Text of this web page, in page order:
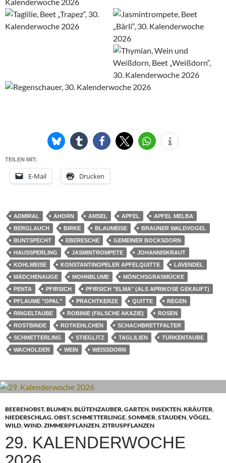
TEILEN MIT:
E-Mail Drucken
ADMIRAL AHORN AMSEL APFEL
APFEL MELBA
BERGLAUCH
BIRKE BLAUMEISE
BRAUNER WALDVOGEL
BUNTSPECHT
EBERESCHE
GEMEINER BOCKSDORN
HAUSSPERLING
JASMINTROMPETE
JOHANNISKRAUT
KOHLMEISE
KONSTANTINOPELER APFELQUITTE
LAVENDEL
MÄDCHENAUGE
MOHNBLUME
MÖNCHSGRASMÜCKE
PENTA
PFIRSICH
PFIRSICH "ELMA" (ALS APRIKOSE GEKAUFT)
PFLAUME "OPAL"
PRACHTKERZE QUITTE
REGEN
RINGELTAUBE
ROBINIE (FALSCHE AKAZIE)
ROSEN
ROSTBINDE
ROTKEHLCHEN
SCHACHBRETTFALTER
SCHMETTERLING
STIEGLITZ TAGLILIEN
TÜRKENTAUBE
WACHOLDER
WEIN WEISSDORN
BEERENOBST,BLUMEN,BLÜTENZAUBER,GARTEN, INSEKTEN,KRÄUTER,
NIEDERSCHLAG,OBST,SCHMETTERLINGE,SOMMER,STAUDEN,VÖGEL,
WILD,WIND,ZIMMERPFLANZEN,ZITRUSPFLANZEN
29. KALENDERWOCHE